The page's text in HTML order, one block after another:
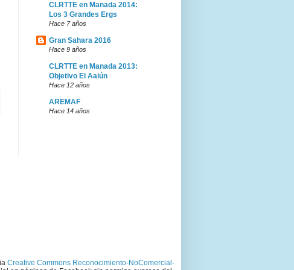
CLRTTE en Manada 2014:
Los 3 Grandes Ergs
Hace 7 años
Gran Sahara 2016
Hace 9 años
CLRTTE en Manada 2013:
Objetivo El Aaiún
Hace 12 años
AREMAF
Hace 14 años
Creative Commons Reconocimiento-NoComercial-